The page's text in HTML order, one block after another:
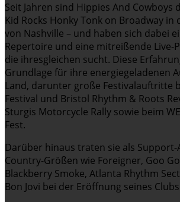
Seit Jahren sind Hippies And Cowboys
Kid Rocks Honky Tonk on Broadway
von Nashville – und haben sich dabei
Repertoire und eine mitreißende Live-
die ihresgleichen sucht. Diese
Grundlage für ihre energiegeladenen
Land, darunter große Festivalauftritte
Festival und Bristol Rhythm & Roots
Sturgis Motorcycle Rally sowie beim
Fest.
Darüber hinaus traten sie als Support-
Country-Größen wie Foreigner, Goo
Blackberry Smoke, Atlanta Rhythm
Bon Jovi bei der Eröffnung seines